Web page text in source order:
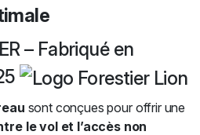
– Fabriqué en
sont conçues pour offrir une
le vol et l’accès non